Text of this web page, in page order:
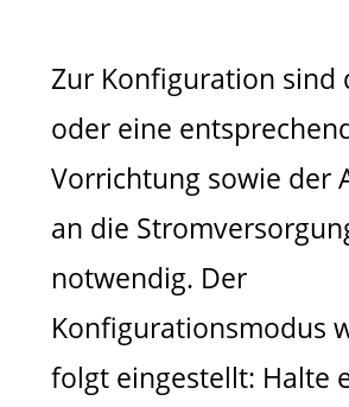
Zur Konfiguration sind
oder eine
Vorrichtung sowie der
an die
notwendig. Der
Konfigurationsmodus
folgt eingestellt: Halte